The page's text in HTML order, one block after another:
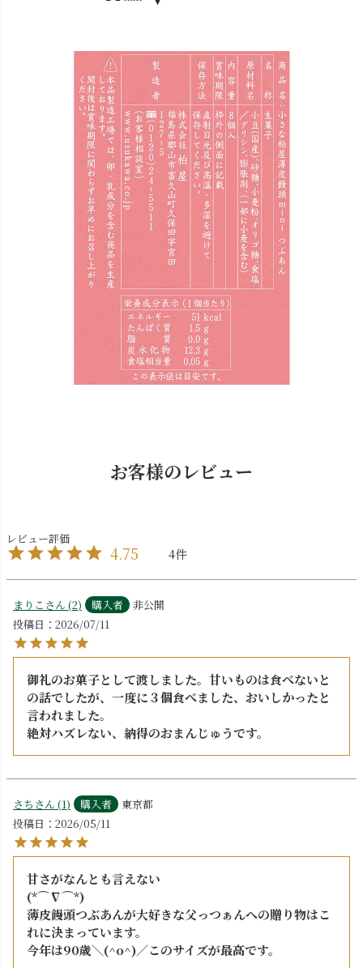
お客様のレビュー
4.75 4
まりこ 2 購入者
非公開
投稿日
2026/07/11
御礼のお菓子として渡しました。甘いものは食べないと
の話でしたが、一度に３個食べました、おいしかったと
言われました。
絶対ハズレない、納得のおまんじゅうです。
さち 1 購入者
東京都
投稿日
2026/05/11
甘さがなんとも言えない
(*⌒∇⌒*)
薄皮饅頭つぶあんが大好きな父っつぁんへの贈り物はこ
れに決まっています。
今年は90歳＼(^o^)／このサイズが最高です。